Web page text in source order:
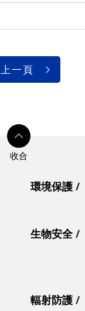
一頁
環境保護
生物安全
輻射防護